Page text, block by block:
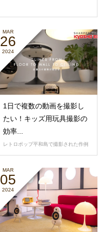
MAR
26
2024
1日で複数の動画を撮影し
たい！キッズ用玩具撮影の
効率...
レトロポップ平和島で撮影された作例
MAR
05
2024